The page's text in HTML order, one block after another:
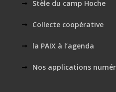
Stèle du camp Hoche
Collecte coopérative
la PAIX à l’agenda
Nos applications